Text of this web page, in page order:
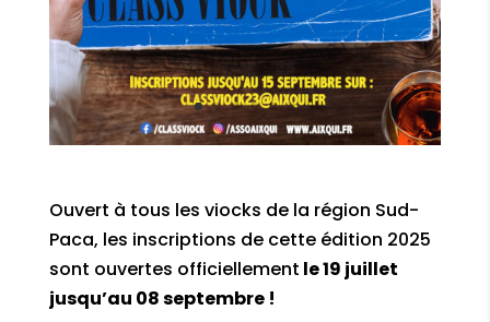
Ouvert à tous les viocks de la région Sud-
Paca, les inscriptions de cette édition 2025
sont ouvertes officiellement le19 juillet
jusqu’au 08 septembre !